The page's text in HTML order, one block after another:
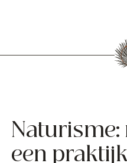
Naturisme:
een